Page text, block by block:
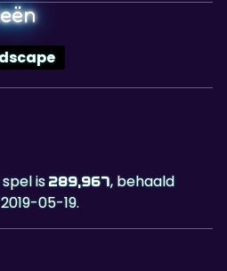
is289,967, behaald
05-19.